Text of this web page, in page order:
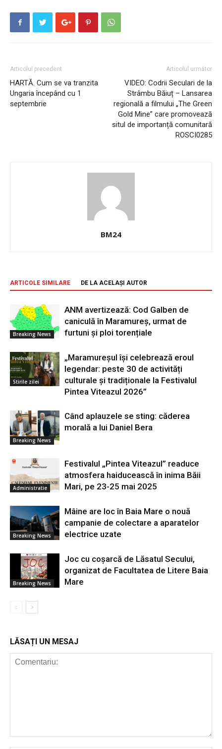
Articolul precedent
HARTĂ. Cum se va tranzita
Ungaria începând cu 1
septembrie
Articolul următor
VIDEO: Codrii Seculari de la
Strâmbu Băiuț – Lansarea
regională a filmului „The Green
Gold Mine” care promovează
situl de importanță comunitară
ROSCI0285
BM24
ARTICOLE SIMILARE DE LA ACELAȘI AUTOR
Breaking News
ANM avertizează: Cod Galben de
caniculă în Maramureș, urmat de
furtuni și ploi torențiale
Stirile zilei
„Maramureșul își celebrează eroul
legendar: peste 30 de activități
culturale și tradiționale la Festivalul
Pintea Viteazul 2026”
Breaking News
Când aplauzele se sting: căderea
morală a lui Daniel Bera
Administratie
Festivalul „Pintea Viteazul” readuce
atmosfera haiducească în inima Băii
Mari, pe 23-25 mai 2025
Breaking News
Mâine are loc în Baia Mare o nouă
campanie de colectare a aparatelor
electrice uzate
Breaking News
Joc cu coșarcă de Lăsatul Secului,
organizat de Facultatea de Litere Baia
Mare
LĂSAȚI UN MESAJ